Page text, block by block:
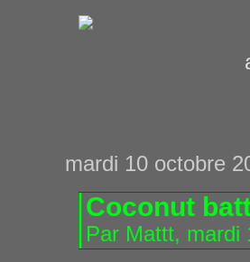
mardi 10 octobre
Coconut
Par Mattt,